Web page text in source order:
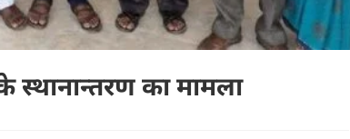
स्थानान्तरण का मामला